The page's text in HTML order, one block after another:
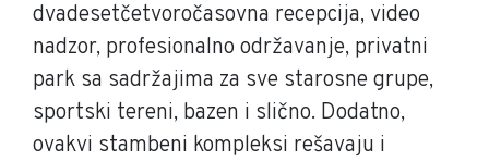
dvadesetčetvoročasovna recepcija, video
nadzor, profesionalno održavanje, privatni
park sa sadržajima za sve starosne grupe,
sportski tereni, bazen i slično. Dodatno,
ovakvi stambeni kompleksi rešavaju i